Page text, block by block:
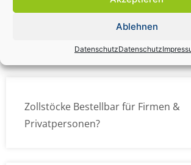
Ablehnen
DatenschutzDatenschutz
Zollstock Druckdatencheck /
Zollstöcke Bestellbar für Firmen &
Privatpersonen?